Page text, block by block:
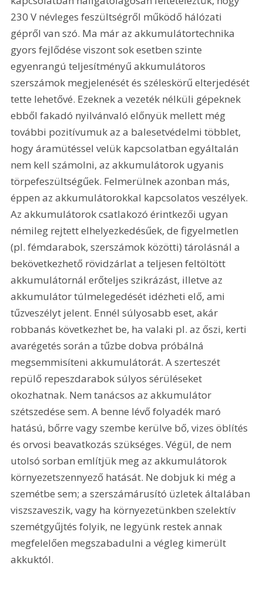
230 V névleges feszültségről működő hálózati
gépről van szó. Ma már az akkumulátortechnika
gyors fejlődése viszont sok esetben szinte
egyenrangú teljesítményű akkumulátoros
szerszámok megjelenését és széleskörű elterjedését
tette lehetővé. Ezeknek a vezeték nélküli gépeknek
ebből fakadó nyilvánvaló előnyük mellett még
további pozitívumuk az a balesetvédelmi többlet,
hogy áramütéssel velük kapcsolatban egyáltalán
nem kell számolni, az akkumulátorok ugyanis
törpefeszültségűek. Felmerülnek azonban más,
éppen az akkumulátorokkal kapcsolatos veszélyek.
Az akkumulátorok csatlakozó érintkezői ugyan
némileg rejtett elhelyezkedésűek, de figyelmetlen
(pl. fémdarabok, szerszámok közötti) tárolásnál a
bekövetkezhető rövidzárlat a teljesen feltöltött
akkumulátornál erőteljes szikrázást, illetve az
akkumulátor túlmelegedését idézheti elő, ami
tűzveszélyt jelent. Ennél súlyosabb eset, akár
robbanás következhet be, ha valaki pl. az őszi, kerti
avarégetés során a tűzbe dobva próbálná
megsemmisíteni akkumulátorát. A szerteszét
repülő repeszdarabok súlyos sérüléseket
okozhatnak. Nem tanácsos az akkumulátor
szétszedése sem. A benne lévő folyadék maró
hatású, bőrre vagy szembe kerülve bő, vizes öblítés
és orvosi beavatkozás szükséges. Végül, de nem
utolsó sorban említjük meg az akkumulátorok
környezetszennyező hatását. Ne dobjuk ki még a
szemétbe sem; a szerszámárusító üzletek általában
viszszaveszik, vagy ha környezetünkben szelektív
szemétgyűjtés folyik, ne legyünk restek annak
megfelelően megszabadulni a végleg kimerült
akkuktól.